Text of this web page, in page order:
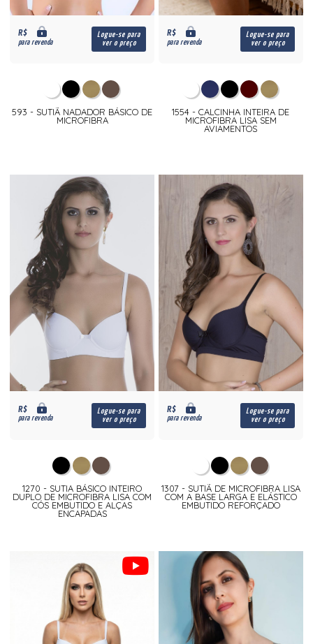
R$
para revenda
Logue-se para
ver o preço
593 - SUTIÃ NADADOR BÁSICO DE
MICROFIBRA
R$
para revenda
Logue-se para
ver o preço
1554 - CALCINHA INTEIRA DE
MICROFIBRA LISA SEM
AVIAMENTOS
R$
para revenda
Logue-se para
ver o preço
1270 - SUTIA BÁSICO INTEIRO
DUPLO DE MICROFIBRA LISA COM
CÓS EMBUTIDO E ALÇAS
ENCAPADAS
R$
para revenda
Logue-se para
ver o preço
1307 - SUTIÃ DE MICROFIBRA LISA
COM A BASE LARGA E ELÁSTICO
EMBUTIDO REFORÇADO